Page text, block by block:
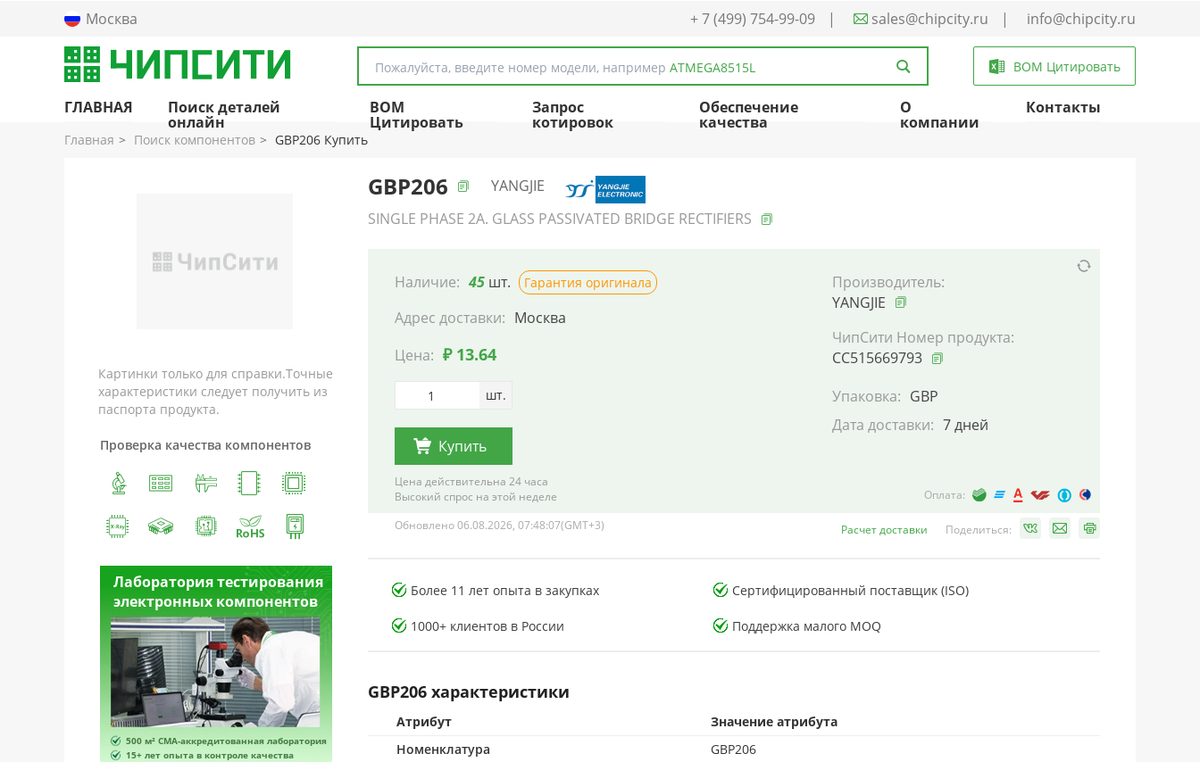
Москва + 7 (499) 754-99-09 | sales@chipcity.ru | info@chipcity.ru
Пожалуйста, введите номер модели, например ATMEGA8515L BOM Цитировать
ГЛАВНАЯ Поиск деталей
онлайн
BOM
Цитировать
Запрос
котировок
Обеспечение
качества
О
компании
Контакты
Главная Поиск компонентов GBP206 Купить
Картинки только для справки.Точные
характеристики следует получить из
паспорта продукта.
Проверка качества компонентов
Лаборатория тестирования
электронных компонентов
500 м² CMA-аккредитованная лаборатория
15+ лет опыта в контроле качества
Лаборатория тестирования
электронных компонентов
15+ лет опыта в контроле качества
Лаборатория тестирования
электронных компонентов
15+ лет опыта в контроле качества
GBP206
YANGJIE
SINGLE PHASE 2A. GLASS PASSIVATED BRIDGE RECTIFIERS
Наличие: 45 шт. Гарантия оригинала
Адрес доставки: Москва
Цена: ₽ 13.64
шт.
Купить
Цена действительна 24 часа
Высокий спрос на этой неделе
Производитель:
YANGJIE
ЧипСити Номер продукта:
CC515669793
Упаковка: GBP
Дата доставки: 7 дней
Оплата:
Обновлено 06.08.2026, 07:48:07(GMT+3)
Расчет доставки Поделиться:
Более 11 лет опыта в закупках Сертифицированный поставщик (ISO)
1000+ клиентов в России Поддержка малого MOQ
GBP206 характеристики
Атрибут
Значение атрибута
Номенклатура
GBP206